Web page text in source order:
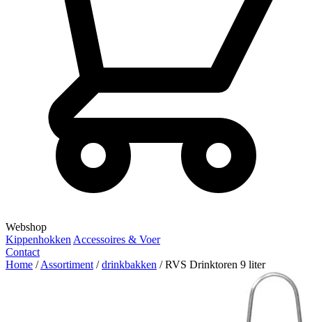
Webshop
Kippenhokken Accessoires & Voer
Contact
Home / Assortiment / drinkbakken / RVS Drinktoren 9 liter